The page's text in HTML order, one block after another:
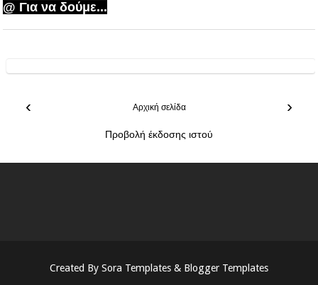
@ Για να δούμε...
‹ ›
Αρχική σελίδα
Προβολή έκδοσης ιστού
Created By Sora Templates & Blogger Templates